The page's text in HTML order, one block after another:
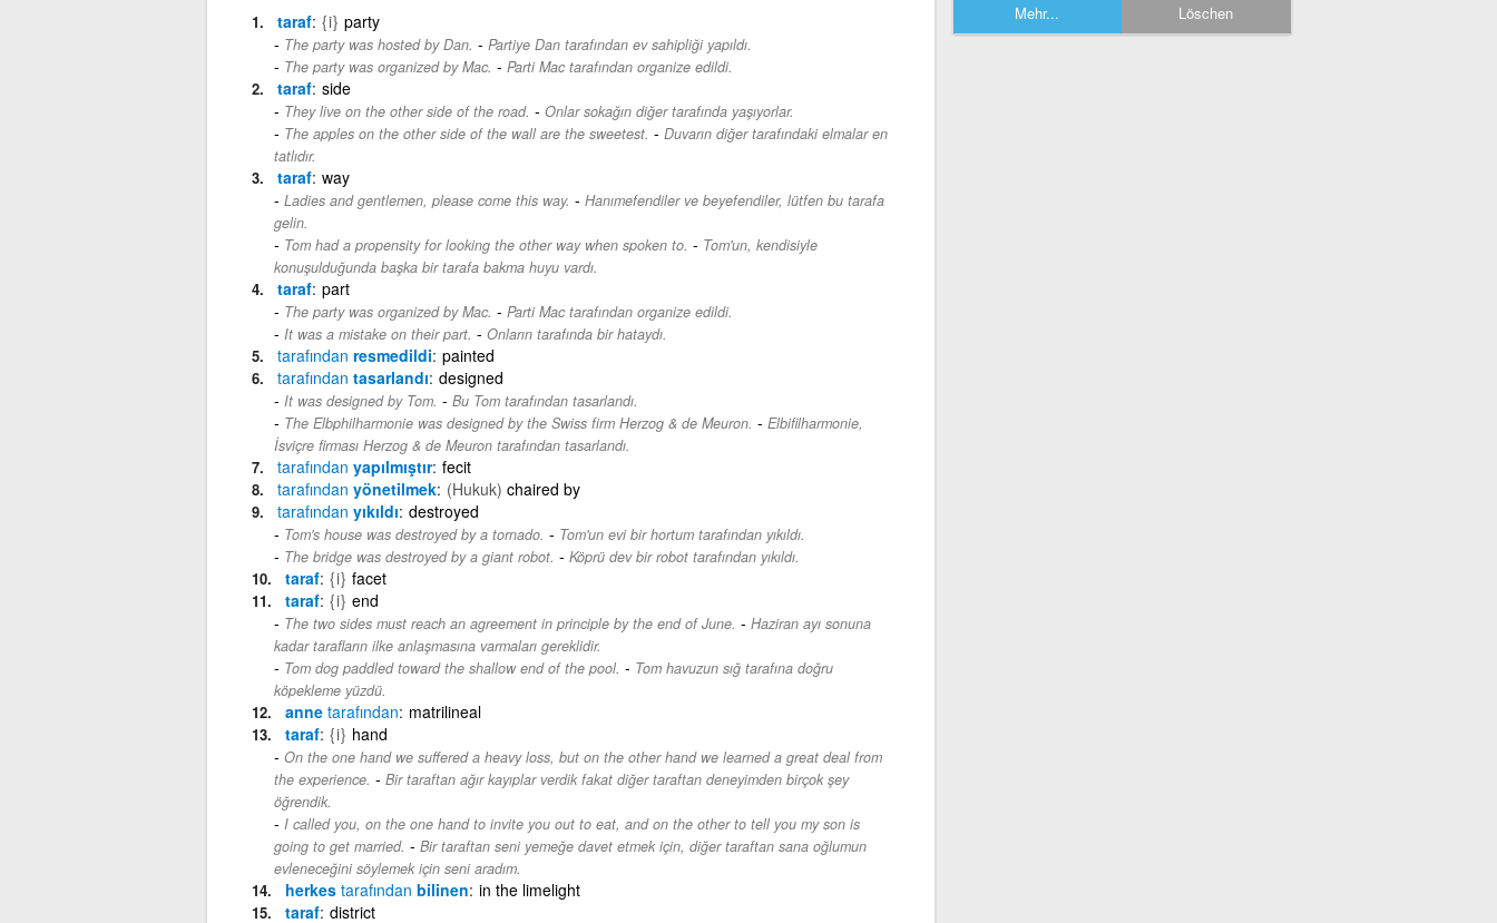
taraf {i} party
The party was hosted by Dan. - Partiye Dan tarafından ev sahipliği yapıldı.
The party was organized by Mac. - Parti Mac tarafından organize edildi.
taraf side
They live on the other side of the road. - Onlar sokağın diğer tarafında yaşıyorlar.
The apples on the other side of the wall are the sweetest. - Duvarın diğer tarafındaki elmalar en
tatlıdır.
taraf way
Ladies and gentlemen, please come this way. - Hanımefendiler ve beyefendiler, lütfen bu tarafa
gelin.
Tom had a propensity for looking the other way when spoken to. - Tom'un, kendisiyle
konuşulduğunda başka bir tarafa bakma huyu vardı.
taraf part
The party was organized by Mac. - Parti Mac tarafından organize edildi.
It was a mistake on their part. - Onların tarafında bir hataydı.
tarafından resmedildi painted
tarafından tasarlandı designed
It was designed by Tom. - Bu Tom tarafından tasarlandı.
The Elbphilharmonie was designed by the Swiss firm Herzog & de Meuron. - Elbifilharmonie,
İsviçre firması Herzog & de Meuron tarafından tasarlandı.
tarafından yapılmıştır fecit
tarafından yönetilmek (Hukuk) chaired by
tarafından yıkıldı destroyed
Tom's house was destroyed by a tornado. - Tom'un evi bir hortum tarafından yıkıldı.
The bridge was destroyed by a giant robot. - Köprü dev bir robot tarafından yıkıldı.
taraf {i} facet
taraf {i} end
The two sides must reach an agreement in principle by the end of June. - Haziran ayı sonuna
kadar tarafların ilke anlaşmasına varmaları gereklidir.
Tom dog paddled toward the shallow end of the pool. - Tom havuzun sığ tarafına doğru
köpekleme yüzdü.
anne tarafından matrilineal
taraf {i} hand
On the one hand we suffered a heavy loss, but on the other hand we learned a great deal from
the experience. - Bir taraftan ağır kayıplar verdik fakat diğer taraftan deneyimden birçok şey
öğrendik.
I called you, on the one hand to invite you out to eat, and on the other to tell you my son is
going to get married. - Bir taraftan seni yemeğe davet etmek için, diğer taraftan sana oğlumun
evleneceğini söylemek için seni aradım.
herkes tarafından bilinen in the limelight
taraf district
Mehr... Löschen